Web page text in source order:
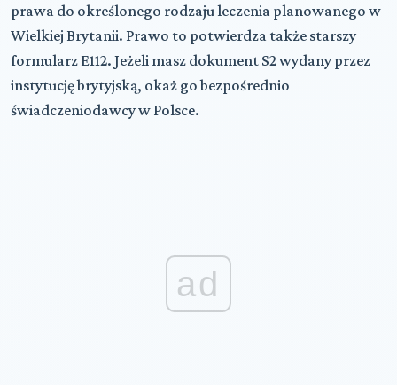
prawa do określonego rodzaju leczenia planowanego w
Wielkiej Brytanii. Prawo to potwierdza także starszy
formularz E112. Jeżeli masz dokument S2wydany przez
instytucję brytyjską, okaż go bezpośrednio
świadczeniodawcy w Polsce.
ad